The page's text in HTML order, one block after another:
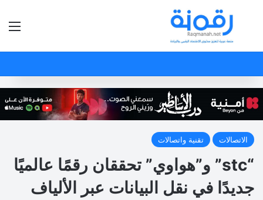
بحث عن
الاتصالات تقنية واتصالات
“stc” و”هواوي” تحققان رقمًا عالميًا
جديدًا في نقل البيانات عبر الألياف